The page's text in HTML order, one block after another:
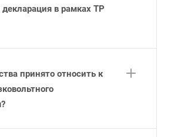
в рамках ТР
принято относить к